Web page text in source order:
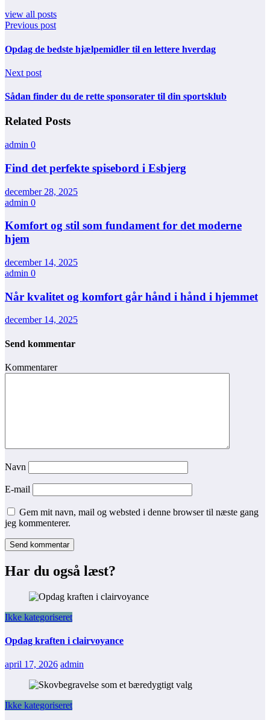
view all posts
Previous post
Opdag de bedste hjælpemidler til en lettere hverdag
Next post
Sådan finder du de rette sponsorater til din sportsklub
Related Posts
admin 0
Find det perfekte spisebord i Esbjerg
december 28, 2025
admin 0
Komfort og stil som fundament for det moderne
hjem
december 14, 2025
admin 0
Når kvalitet og komfort går hånd i hånd i hjemmet
december 14, 2025
Send kommentar
Kommentarer
Navn
E-mail
Gem mit navn, mail og websted i denne browser til næste gang
jeg kommenterer.
Har du også læst?
Ikke kategoriseret
Opdag kraften i clairvoyance
april 17, 2026 admin
Ikke kategoriseret